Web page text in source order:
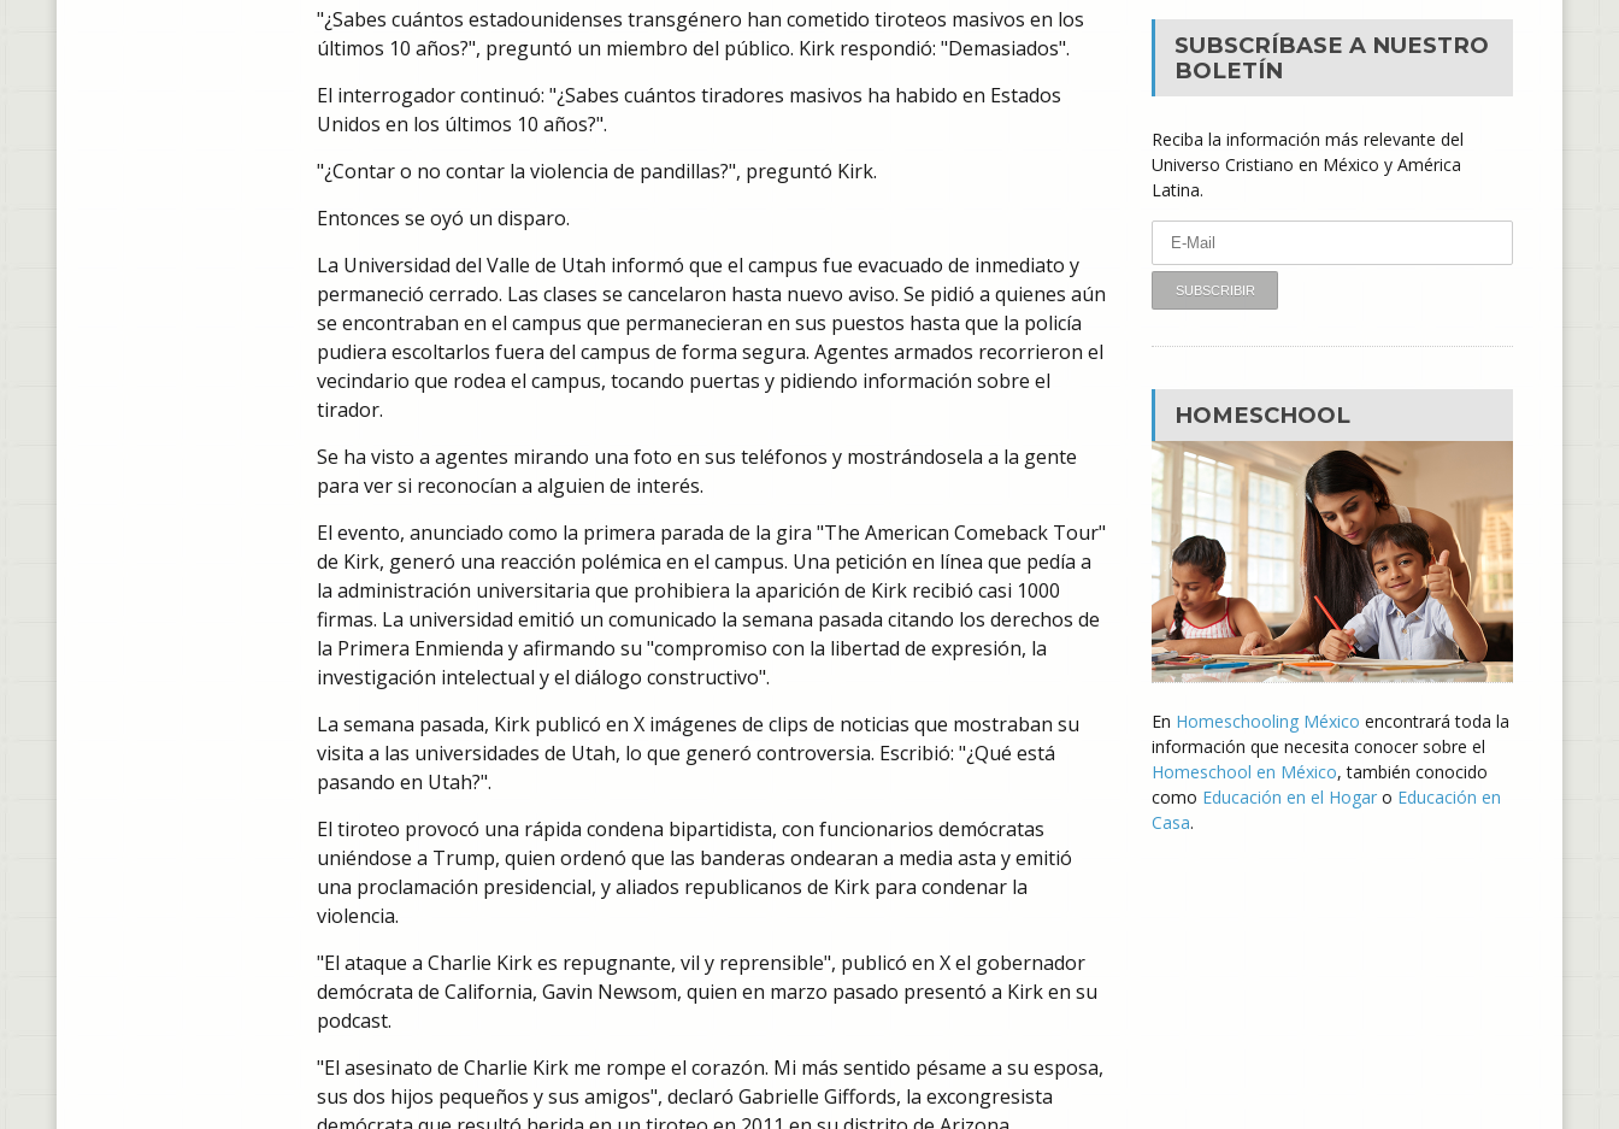
"¿Sabes cuántos estadounidenses transgénero han cometido tiroteos masivos en los
últimos 10 años?", preguntó un miembro del público. Kirk respondió: "Demasiados".
El interrogador continuó: "¿Sabes cuántos tiradores masivos ha habido en Estados
Unidos en los últimos 10 años?".
"¿Contar o no contar la violencia de pandillas?", preguntó Kirk.
Entonces se oyó un disparo.
La Universidad del Valle de Utah informó que el campus fue evacuado de inmediato y
permaneció cerrado. Las clases se cancelaron hasta nuevo aviso. Se pidió a quienes aún
se encontraban en el campus que permanecieran en sus puestos hasta que la policía
pudiera escoltarlos fuera del campus de forma segura. Agentes armados recorrieron el
vecindario que rodea el campus, tocando puertas y pidiendo información sobre el
tirador.
Se ha visto a agentes mirando una foto en sus teléfonos y mostrándosela a la gente
para ver si reconocían a alguien de interés.
El evento, anunciado como la primera parada de la gira "The American Comeback Tour"
de Kirk, generó una reacción polémica en el campus. Una petición en línea que pedía a
la administración universitaria que prohibiera la aparición de Kirk recibió casi 1000
firmas. La universidad emitió un comunicado la semana pasada citando los derechos de
la Primera Enmienda y afirmando su "compromiso con la libertad de expresión, la
investigación intelectual y el diálogo constructivo".
La semana pasada, Kirk publicó en X imágenes de clips de noticias que mostraban su
visita a las universidades de Utah, lo que generó controversia. Escribió: "¿Qué está
pasando en Utah?".
El tiroteo provocó una rápida condena bipartidista, con funcionarios demócratas
uniéndose a Trump, quien ordenó que las banderas ondearan a media asta y emitió
una proclamación presidencial, y aliados republicanos de Kirk para condenar la
violencia.
"El ataque a Charlie Kirk es repugnante, vil y reprensible", publicó en X el gobernador
demócrata de California, Gavin Newsom, quien en marzo pasado presentó a Kirk en su
podcast.
"El asesinato de Charlie Kirk me rompe el corazón. Mi más sentido pésame a su esposa,
sus dos hijos pequeños y sus amigos", declaró Gabrielle Giffords, la excongresista
SUBSCRÍBASE A NUESTRO
BOLETÍN
Reciba la información más relevante del
Universo Cristiano en México y América
Latina.
HOMESCHOOL
En Homeschooling México encontrará toda la
información que necesita conocer sobre el
Homeschool en México, también conocido
como Educación en el Hogar o Educación en
Casa.